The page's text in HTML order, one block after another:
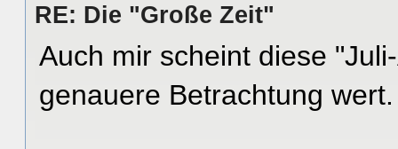
RE: Die "Große Zeit"
Auch mir scheint diese
genauere Betrachtung wert.